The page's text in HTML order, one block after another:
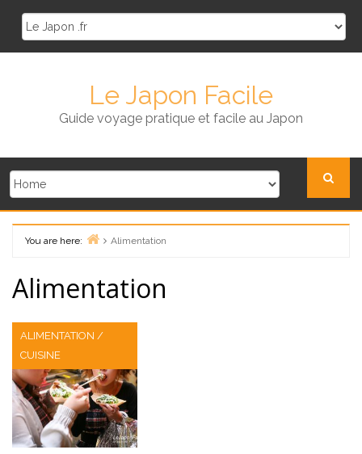
Le Japon Facile
Guide voyage pratique et facile au Japon
You are here:
Alimentation
Alimentation
ALIMENTATION /
CUISINE